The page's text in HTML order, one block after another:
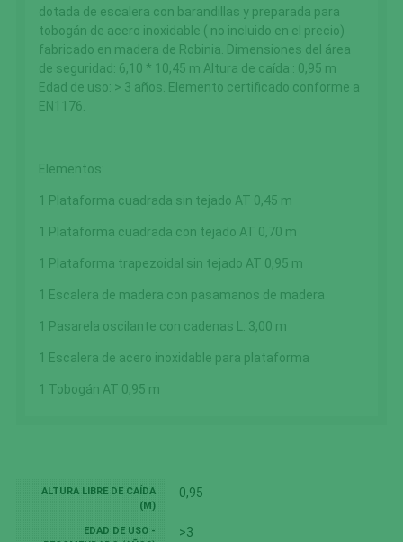
dotada de escalera con barandillas y preparada para
tobogán de acero inoxidable ( no incluido en el precio)
fabricado en madera de Robinia. Dimensiones del área
de seguridad: 6,10 * 10,45 m Altura de caída : 0,95 m
Edad de uso: > 3 años. Elemento certificado conforme a
EN1176.
Elementos:
1 Plataforma cuadrada sin tejado AT 0,45 m
1 Plataforma cuadrada con tejado AT 0,70 m
1 Plataforma trapezoidal sin tejado AT 0,95 m
1 Escalera de madera con pasamanos de madera
1 Pasarela oscilante con cadenas L: 3,00 m
1 Escalera de acero inoxidable para plataforma
1 Tobogán AT 0,95 m
ALTURA LIBRE DE CAÍDA
(M)
0,95
EDAD DE USO -
>3